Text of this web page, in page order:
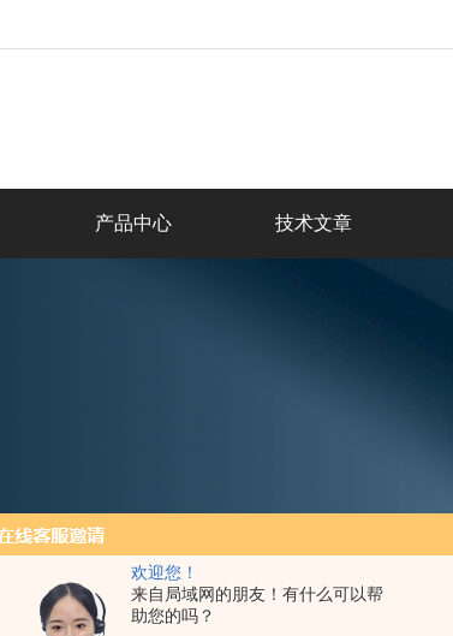
欢迎您！
来自局域网的朋友！有什么可以帮
助您的吗？
产品中心 技术文章